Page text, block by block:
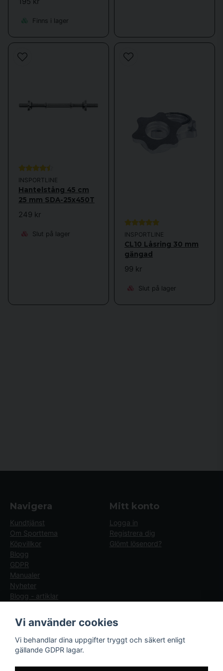
Vilka viktskivor passar med en 25 mm skivstång?
Vilka är fördelarna med en 25 mm skivstång?
skivstång?
Vad kan jag kombinera med min 25 mm skivstång?
Finns i lager
INSPORTLINE
Hantelstång 45 cm
25 mm SDA-25x450T
249 kr
Slut på lager INSPORTLINE
CL10 Låsring 30 mm
gängad
99 kr
Slut på lager
Navigera
Kundtjänst
Om Sporttema
Köpvillkor
Blogg
GDPR
Manualer
Nyheter
Blogg - artiklar
Mitt konto
Logga in
Registrera dig
Glömt lösenord?
Följ oss
AB
Drottninggatan 47
Vi använder cookies
Vi behandlar dina uppgifter tryggt och säkert enligt
gällande GDPR lagar.